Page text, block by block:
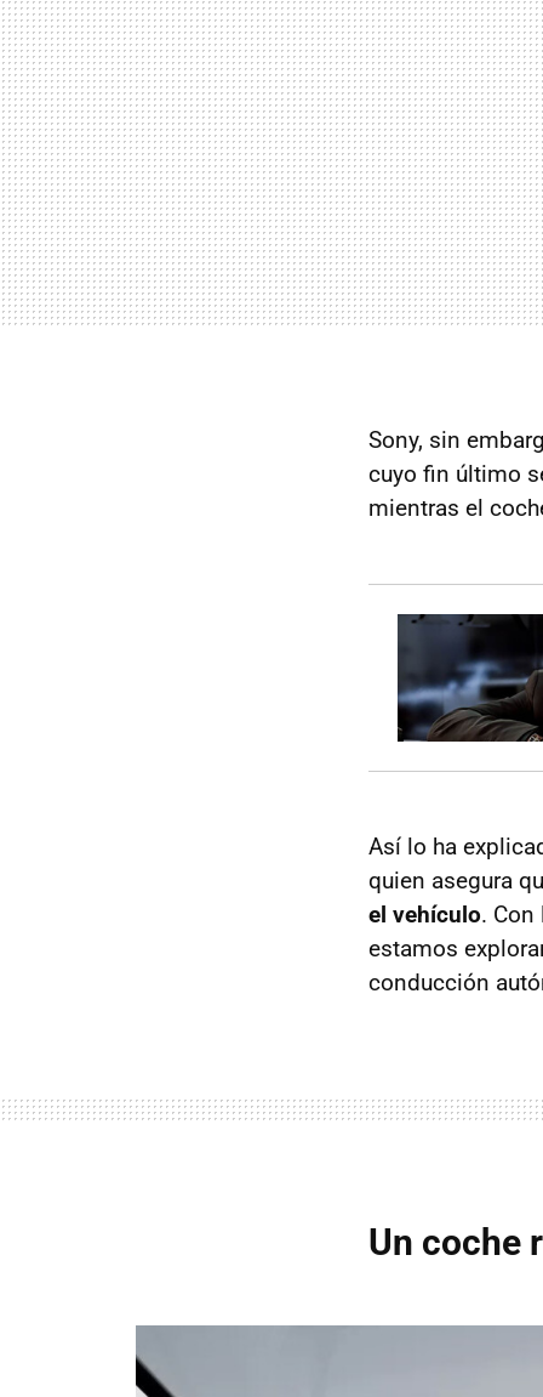
Sony, sin
cuyo fin último
mientras el
Así lo ha
quien asegura
el vehículo.
estamos
conducción
Un coche